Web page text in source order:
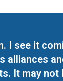
I see it
alliances
It may not